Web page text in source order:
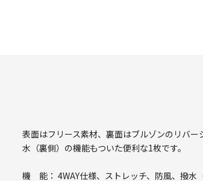
表面はフリース素材、裏面はブルゾンのリバ
水（裏側）の機能もついた便利な1枚です。
機 能： 4WAY仕様、ストレッチ、防風、撥水（